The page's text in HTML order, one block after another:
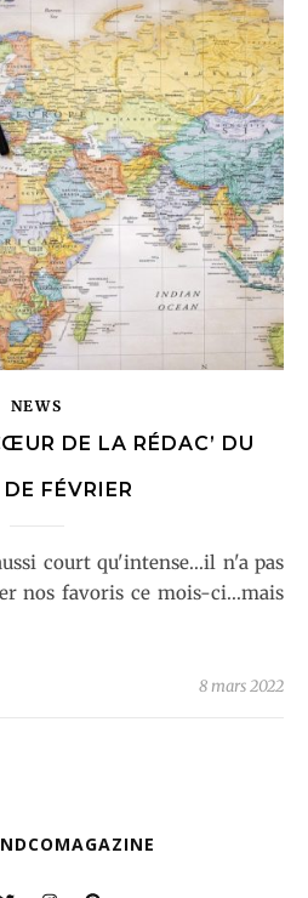
NEWS
DE LA RÉDAC’ DU
FÉVRIER
nos favoris ce mois-ci...mais
8 mars 2022